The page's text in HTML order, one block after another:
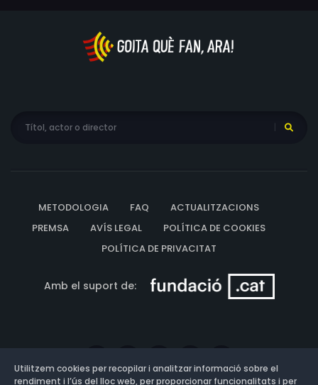
METODOLOGIA FAQ
ACTUALITZACIONS
PREMSA
AVÍS LEGAL
POLÍTICA DE COOKIES
POLÍTICA DE PRIVACITAT
Amb el suport de:
Utilitzem cookies per recopilar i analitzar informació sobre el
rendiment i l’ús del lloc web, per proporcionar funcionalitats i per